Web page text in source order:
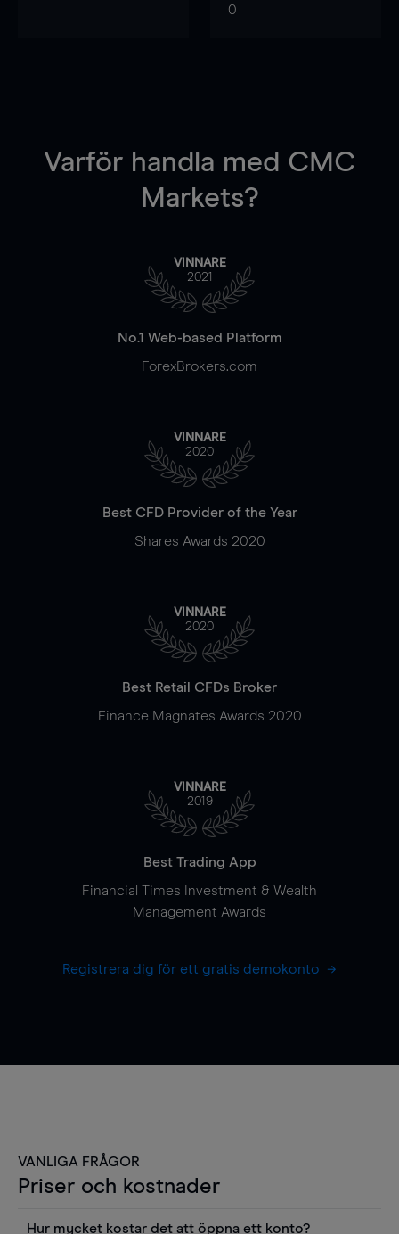
0
Varför handla med CMC
Markets?
VINNARE
2021
No.1 Web-based Platform
ForexBrokers.com
VINNARE
2020
Best CFD Provider of the Year
Shares Awards 2020
VINNARE
2020
Best Retail CFDs Broker
Finance Magnates Awards 2020
VINNARE
2019
Best Trading App
Financial Times Investment & Wealth
Management Awards
Registrera dig för ett gratis demokonto
VANLIGA FRÅGOR
Priser och kostnader
Hur mycket kostar det att öppna ett konto?